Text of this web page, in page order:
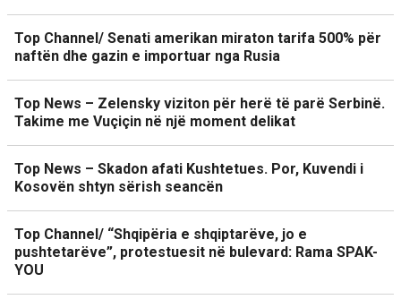
Top Channel/ Senati amerikan miraton tarifa 500% për
naftën dhe gazin e importuar nga Rusia
Top News – Zelensky viziton për herë të parë Serbinë.
Takime me Vuçiçin në një moment delikat
Top News – Skadon afati Kushtetues. Por, Kuvendi i
Kosovën shtyn sërish seancën
Top Channel/ “Shqipëria e shqiptarëve, jo e
pushtetarëve”, protestuesit në bulevard: Rama SPAK-
YOU